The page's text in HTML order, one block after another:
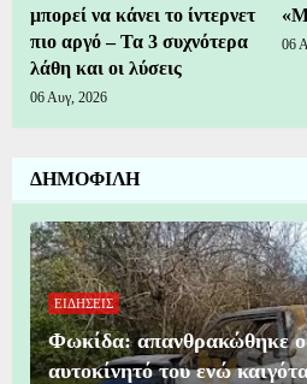
μπορεί να κάνει το ίντερνετ
πιο αργό – Τα 3 συχνότερα
λάθη και οι λύσεις
06 Αυγ, 2026
06
ΔΗΜΟΦΙΛΗ
ΕΙΔΗΣΕΙΣ
Φωκίδα: απανθρακώθηκε
αυτοκίνητό του ενώ